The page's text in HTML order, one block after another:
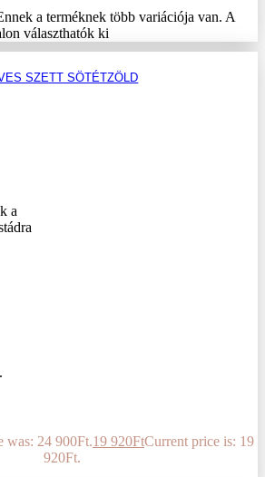
a terméknek több variációja van. A
választhatók ki
SZETT SÖTÉTZÖLD
was: 24 900Ft.19 920FtCurrent price is: 19
920Ft.